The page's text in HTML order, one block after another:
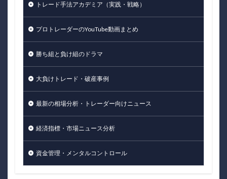
トレード手法アカデミア（実践・戦略）
プロトレーダーのYouTube動画まとめ
勝ち組と負け組のドラマ
大負けトレード・破産事例
最新の相場分析・トレーダー向けニュース
経済指標・市場ニュース分析
資金管理・メンタルコントロール